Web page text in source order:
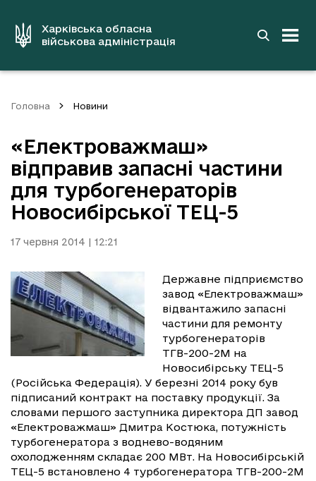
вмістуХарківська обласна
військова адміністрація
Головна Новини
«Електроважмаш»
відправив запасні частини
для турбогенераторів
Новосибірської ТЕЦ-5
17 червня 2014 | 12:21
Державне підприємство
завод «Електроважмаш»
відвантажило запасні
частини для ремонту
турбогенераторів
ТГВ-200-2М на
Новосибірську ТЕЦ-5
(Російська Федерація). У березні 2014 року був
підписаний контракт на поставку продукції. За
словами першого заступника директора ДП завод
«Електроважмаш» Дмитра Костюка, потужність
турбогенератора з воднево-водяним
охолодженням складає 200 МВт. На Новосибірській
ТЕЦ-5 встановлено 4 турбогенератора ТГВ-200-2М